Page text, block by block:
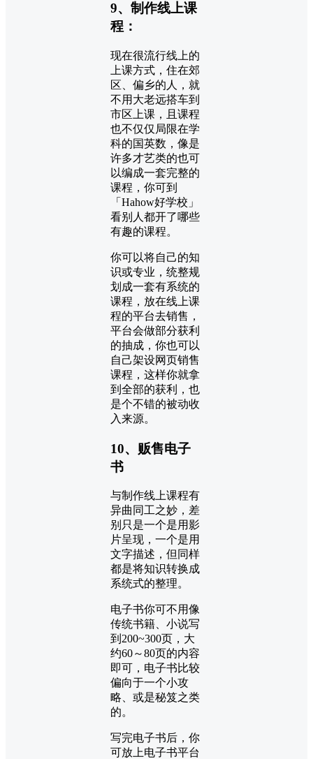
9、制作线上课
程：
现在很流行线上的
上课方式，住在郊
区、偏乡的人，就
不用大老远搭车到
市区上课，且课程
也不仅仅局限在学
科的国英数，像是
许多才艺类的也可
以编成一套完整的
课程，你可到
「Hahow好学校」
看别人都开了哪些
有趣的课程。
你可以将自己的知
识或专业，统整规
划成一套有系统的
课程，放在线上课
程的平台去销售，
平台会做部分获利
的抽成，你也可以
自己架设网页销售
课程，这样你就拿
到全部的获利，也
是个不错的被动收
入来源。
10、贩售电子
书
与制作线上课程有
异曲同工之妙，差
别只是一个是用影
片呈现，一个是用
文字描述，但同样
都是将知识转换成
系统式的整理。
电子书你可不用像
传统书籍、小说写
到200~300页，大
约60～80页的内容
即可，电子书比较
偏向于一个小攻
略、或是秘笈之类
的。
写完电子书后，你
可放上电子书平台